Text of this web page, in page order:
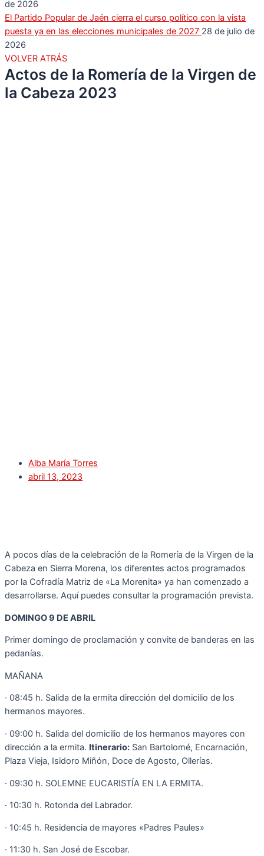
de 2026
El Partido Popular de Jaén cierra el curso político con la vista
puesta ya en las elecciones municipales de 2027 28 de julio de
2026
VOLVER ATRÁS
Actos de la Romería de la Virgen de
la Cabeza 2023
Alba María Torres
abril 13, 2023
A pocos días de la celebración de la Romería de la Virgen de la
Cabeza en Sierra Morena, los diferentes actos programados
por la Cofradía Matriz de «La Morenita» ya han comenzado a
desarrollarse. Aquí puedes consultar la programación prevista.
DOMINGO 9 DE ABRIL
Primer domingo de proclamación y convite de banderas en las
pedanías.
MAÑANA
· 08:45 h. Salida de la ermita dirección del domicilio de los
hermanos mayores.
· 09:00 h. Salida del domicilio de los hermanos mayores con
dirección a la ermita. Itinerario: San Bartolomé, Encarnación,
Plaza Vieja, Isidoro Miñón, Doce de Agosto, Ollerías.
· 09:30 h. SOLEMNE EUCARISTÍA EN LA ERMITA.
· 10:30 h. Rotonda del Labrador.
· 10:45 h. Residencia de mayores «Padres Paules»
· 11:30 h. San José de Escobar.